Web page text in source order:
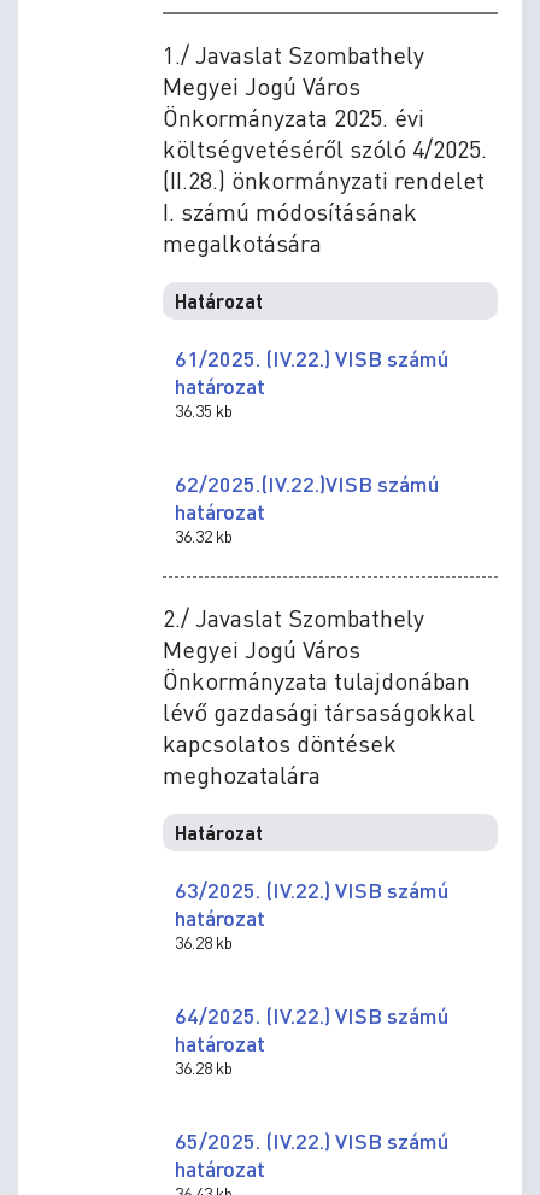
1./ Javaslat Szombathely
Megyei Jogú Város
Önkormányzata 2025. évi
költségvetéséről szóló 4/2025.
(II.28.) önkormányzati rendelet
I. számú módosításának
megalkotására
Határozat
61/2025. (IV.22.) VISB számú
határozat
36.35 kb
62/2025.(IV.22.)VISB számú
határozat
36.32 kb
2./ Javaslat Szombathely
Megyei Jogú Város
Önkormányzata tulajdonában
lévő gazdasági társaságokkal
kapcsolatos döntések
meghozatalára
Határozat
63/2025. (IV.22.) VISB számú
határozat
36.28 kb
64/2025. (IV.22.) VISB számú
határozat
36.28 kb
65/2025. (IV.22.) VISB számú
határozat